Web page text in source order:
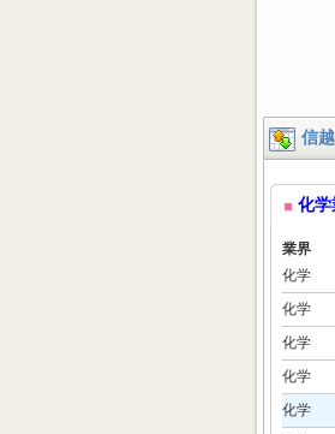
信
化学
業界
化学
化学
化学
化学
化学